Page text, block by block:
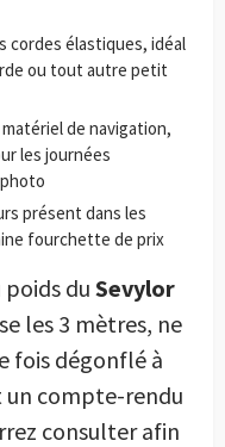
cordes élastiques, idéal
ou tout autre petit
de navigation,
les journées
présent dans les
fourchette de prix
du Sevylor
les 3 mètres, ne
fois dégonflé à
un compte-rendu
consulter afin